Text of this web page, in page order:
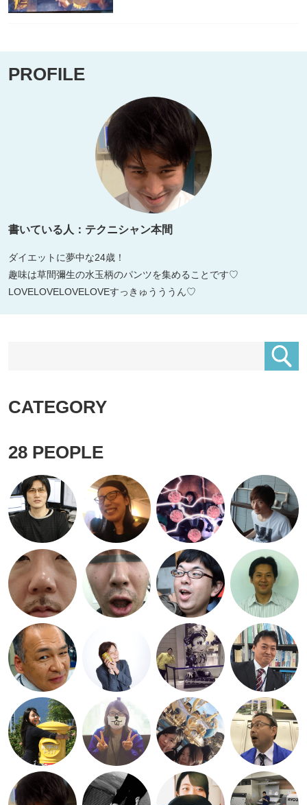
PROFILE
書いている人：テクニシャン本間
ダイエットに夢中な24歳！
趣味は草間彌生の水玉柄のパンツを集めることです♡
LOVELOVELOVELOVEすっきゅうううん♡
CATEGORY
28 PEOPLE